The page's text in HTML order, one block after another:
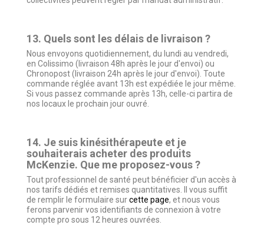
13. Quels sont les délais de livraison ?
Nous envoyons quotidiennement, du lundi au vendredi,
en Colissimo (livraison 48h après le jour d'envoi) ou
Chronopost (livraison 24h après le jour d'envoi). Toute
commande réglée avant 13h est expédiée le jour même.
Si vous passez commande après 13h, celle-ci partira de
nos locaux le prochain jour ouvré.
14. Je suis kinésithérapeute et je
souhaiterais acheter des produits
McKenzie. Que me proposez-vous ?
Tout professionnel de santé peut bénéficier d'un accès à
nos tarifs dédiés et remises quantitatives. Il vous suffit
de remplir le formulaire surcette page, et nous vous
ferons parvenir vos identifiants de connexion à votre
compte pro sous 12 heures ouvrées.